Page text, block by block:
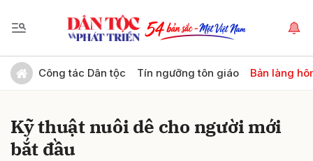
Công tác Dân tộc Tín ngưỡng tôn giáo Bản làng
Kỹ thuật nuôi dê cho người mới
bắt đầu
Gửi bình luận